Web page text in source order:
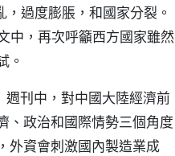
過度膨脹，和國家分裂。
中，再次呼籲西方國家雖然
。
刊中，對中國大陸經濟前
、政治和國際情勢三個角度
外資會刺激國內製造業成